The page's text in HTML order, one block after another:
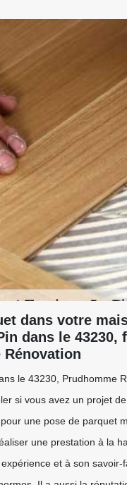
dans votre
dans le 43230,
Rénovation
le 43230, Prudhomme
si vous avez un projet
une pose de parquet
une prestation à la
et à son savoir-